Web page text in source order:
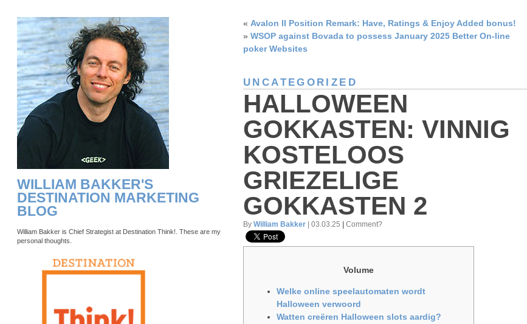
« Avalon II Position Remark: Have, Ratings & Enjoy Added bonus!
» WSOP against Bovada to possess January 2025 Better On-line
poker Websites
UNCATEGORIZED
HALLOWEEN
GOKKASTEN: VINNIG
KOSTELOOS
GRIEZELIGE
GOKKASTEN 2
By William Bakker | 03.03.25 Comment?
Volume
Welke online speelautomaten wordt
Halloween verwoord
Watten creëren Halloween slots aardig?
WILLIAM BAKKER'S
DESTINATION MARKETING
BLOG
William Bakker is Chief Strategist at Destination Think!. These are my
personal thoughts.